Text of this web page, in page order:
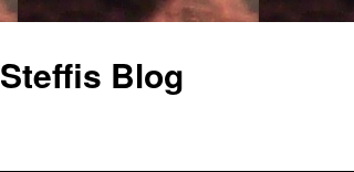
Steffis Blog